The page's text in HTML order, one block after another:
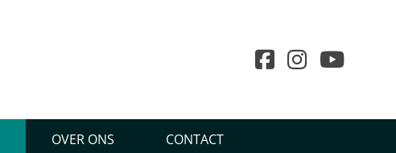
OVER ONS CONTACT